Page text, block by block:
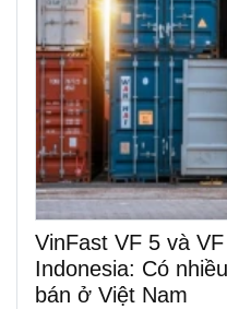
VinFast VF 5 và
Indonesia: Có
bán ở Việt Nam